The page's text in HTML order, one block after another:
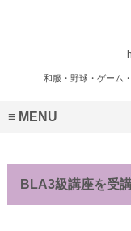
和服・野球・ゲーム
MENU
BLA3級講座を受